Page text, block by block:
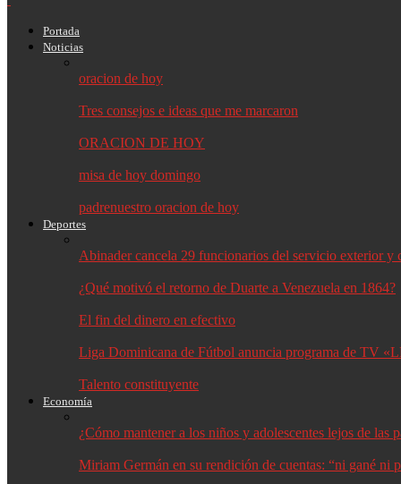
Portada
Noticias
oracion de hoy
Tres consejos e ideas que me marcaron
ORACION DE HOY
misa de hoy domingo
padrenuestro oracion de hoy
Deportes
Abinader cancela 29 funcionarios del servicio exterior
¿Qué motivó el retorno de Duarte a Venezuela en 1864?
El fin del dinero en efectivo
Liga Dominicana de Fútbol anuncia programa de TV
Talento constituyente
Economía
¿Cómo mantener a los niños y adolescentes lejos de las
Miriam Germán en su rendición de cuentas: “ni gané ni